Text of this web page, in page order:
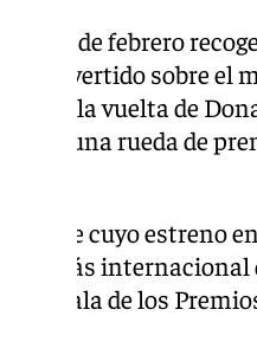
8 de febrero
, ha advertido sobre
desde la vuelta de
Esto una rueda de
de cuyo estreno
es el más
antesala de los